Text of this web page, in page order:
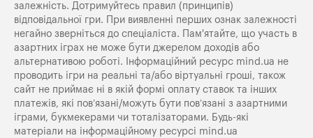
залежність. Дотримуйтесь правил (принципів)
відповідальної гри. При виявленні перших ознак залежності
негайно зверніться до спеціаліста. Пам'ятайте, що участь в
азартних іграх не може бути джерелом доходів або
альтернативою роботі. Інформаційний ресурс mind.ua не
проводить ігри на реальні та/або віртуальні гроші, також
сайт не приймає ні в якій формі оплату ставок та інших
платежів, які пов’язані/можуть бути пов’язані з азартними
іграми, букмекерами чи тоталізаторами. Будь-які
матеріали на інформаційному ресурсі mind.ua